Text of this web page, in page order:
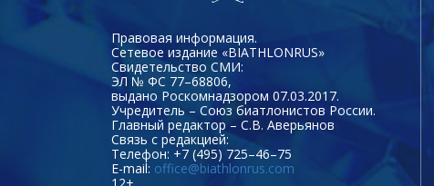
Правовая информация.
Сетевое издание «BIATHLONRUS»
Свидетельство СМИ:
ЭЛ № ФС 77–68806,
выдано Роскомнадзором 07.03.2017.
Учредитель – Союз биатлонистов России.
Главный редактор – С.В. Аверьянов
Связь с редакцией:
Телефон: +7 (495) 725–46–75
E-mail: office@biathlonrus.com